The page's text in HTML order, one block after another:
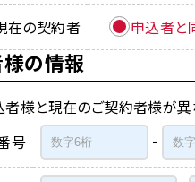
在の契約者 申込者と
の情報
様と現在のご契約者様が異
号
-